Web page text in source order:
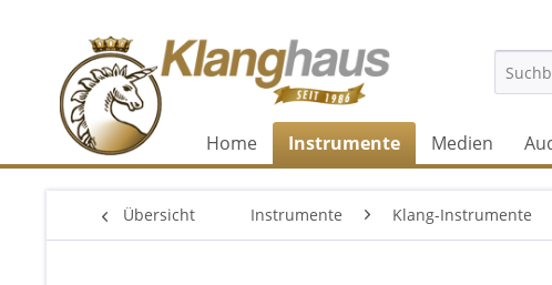
Home Instrumente Medien
Übersicht Instrumente Klang-Instrumente